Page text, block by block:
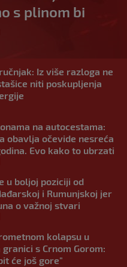
s plinom bi
Iz više razloga ne
niti poskupljenja
na autocestama:
obavlja očevide nesreća
Evo kako to ubrzati
u boljoj poziciji od
i Rumunjskoj jer
o važnoj stvari
kolapsu u
s Crnom Gorom:
će još gore"